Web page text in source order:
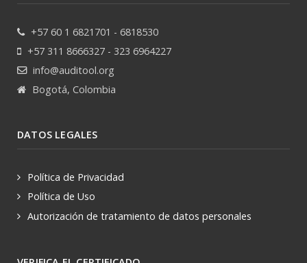
+57 60 1 6821701 - 6818530
+57 311 8666327 - 323 6964227
info@auditool.org
Bogotá, Colombia
DATOS LEGALES
Política de Privacidad
Política de Uso
Autorización de tratamiento de datos personales